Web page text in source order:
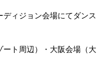
ィジョン会場にてダンス
ト周辺）・大阪会場（大